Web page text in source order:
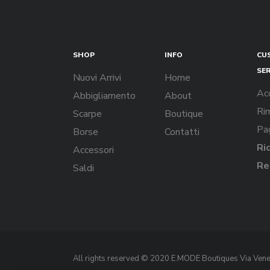
SHOP
Nuovi Arrivi
Abbigliamento
Scarpe
Borse
Accessori
Saldi
INFO
Home
About
Boutique
Contatti
All rights reserved © 2020 E.MODE Boutiques Via